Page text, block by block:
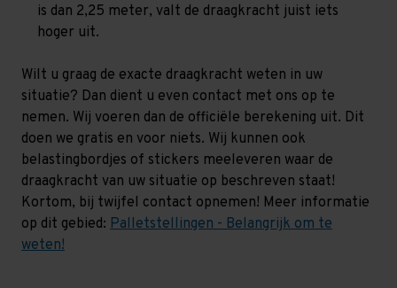
is dan 2,25 meter, valt de draagkracht juist iets
hoger uit.
Wilt u graag de exacte draagkracht weten in uw
situatie? Dan dient u even contact met ons op te
nemen. Wij voeren dan de officiële berekening uit. Dit
doen we gratis en voor niets. Wij kunnen ook
belastingbordjes of stickers meeleveren waar de
draagkracht van uw situatie op beschreven staat!
Kortom, bij twijfel contact opnemen! Meer informatie
op dit gebied: Palletstellingen - Belangrijk om te
weten!